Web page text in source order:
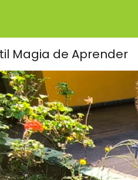
Magia de Aprender